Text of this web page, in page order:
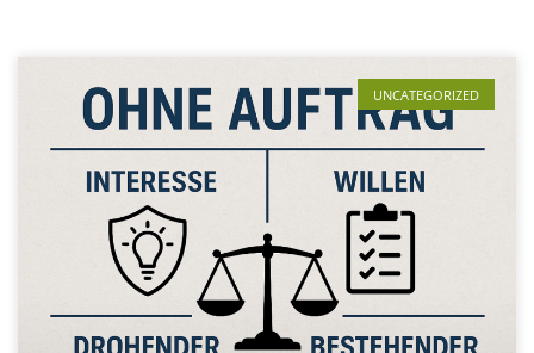
UNCATEGORIZED